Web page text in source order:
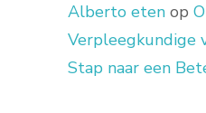
Alberto eten op
Verpleegkundige
Stap naar een